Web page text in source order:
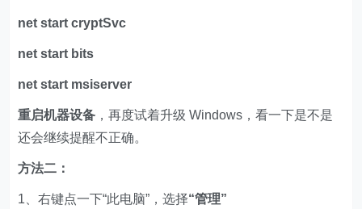
net start cryptSvc
net start bits
net start msiserver
重启机器设备 ，再度试着升级 Windows，看一下是不是
还会继续提醒不正确。
方法二：
1、右键点一下“此电脑”，选择“管理”